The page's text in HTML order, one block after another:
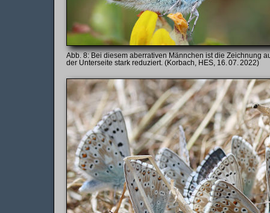
Bei diesem aberrativen Männchen ist die Zeichnung
der Unterseite stark reduziert. (Korbach, HES, 16. 07. 2022)